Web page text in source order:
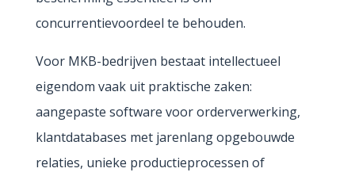
concurrentievoordeel te behouden.
Voor MKB-bedrijven bestaat intellectueel
eigendom vaak uit praktische zaken:
aangepaste software voor orderverwerking,
klantdatabases met jarenlang opgebouwde
relaties, unieke productieprocessen of